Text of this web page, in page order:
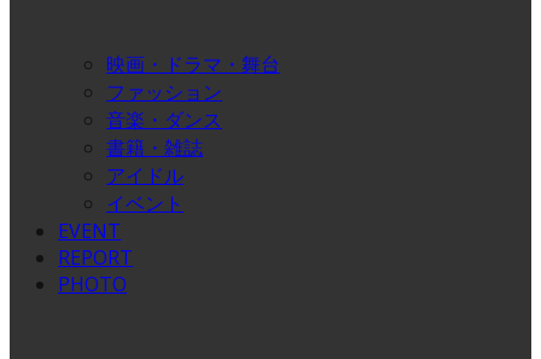
映画・ドラマ・舞台
ファッション
音楽・ダンス
書籍・雑誌
アイドル
イベント
EVENT
REPORT
PHOTO